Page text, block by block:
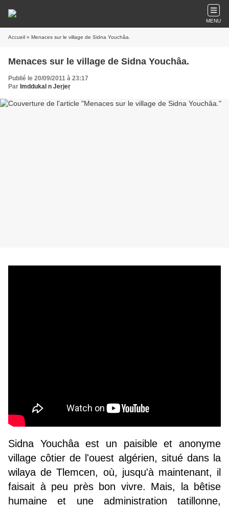
MENU
Accueil » Menaces sur le village de Sidna Youchâa.
Menaces sur le village de Sidna Youchâa.
Publié le 20/09/2011 à 23:17
Par Imddukal n Jeṛjeṛ
Sidna Youchâa est un paisible et anonyme
village côtier de l'ouest algérien, situé dans la
wilaya de Tlemcen, où, jusqu'à maintenant, il
faisait à peu près bon vivre. Mais, la bêtise
humaine et une administration tatillonne,